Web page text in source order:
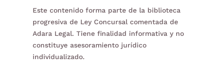
Este contenido forma parte de la biblioteca
progresiva de Ley Concursal comentada de
Adara Legal. Tiene finalidad informativa y no
constituye asesoramiento jurídico
individualizado.